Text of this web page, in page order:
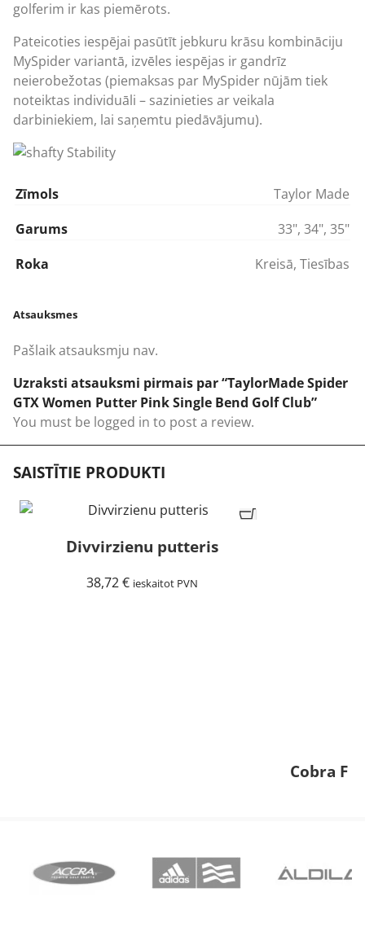
golferim ir kas piemērots.
Pateicoties iespējai pasūtīt jebkuru krāsu kombināciju
MySpider variantā, izvēles iespējas ir gandrīz
neierobežotas (piemaksas par MySpider nūjām tiek
noteiktas individuāli – sazinieties ar veikala
darbiniekiem, lai saņemtu piedāvājumu).
Zīmols
Taylor Made
Garums
33", 34", 35"
Roka
Kreisā, Tiesības
Atsauksmes
Pašlaik atsauksmju nav.
Uzraksti atsauksmi pirmais par “TaylorMade Spider
GTX Women Putter Pink Single Bend Golf Club”
You must be logged in to post a review.
SAISTĪTIE PRODUKTI
Divvirzienu putteris
38,72€ ieskaitot PVN
Cobra F